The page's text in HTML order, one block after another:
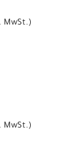
MwSt.)
MwSt.)